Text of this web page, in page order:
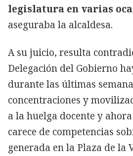
legislatura en varias
aseguraba la alcaldesa.
A su juicio, resulta
Delegación del Gobierno
durante las últimas
concentraciones y
a la huelga docente y
carece de competencias
generada en la Plaza de la